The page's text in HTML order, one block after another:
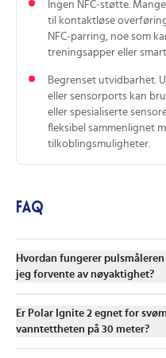
Ingen NFC‑støtte.
til kontaktløse
NFC‑parring, noe som
treningsapper eller
Begrenset utvidbarhet.
eller sensorports kan
eller spesialiserte
fleksibel sammenlignet
tilkoblingsmuligheter.
FAQ
Hvordan fungerer
jeg forvente av nøyaktighet?
Er Polar Ignite 2 egnet for
vanntettheten på 30 meter?